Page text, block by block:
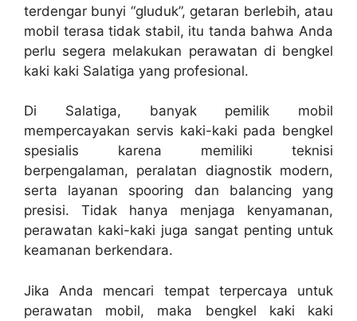
terdengar bunyi “gluduk”, getaran berlebih, atau
mobil terasa tidak stabil, itu tanda bahwa Anda
perlu segera melakukan perawatan di bengkel
kaki kaki Salatiga yang profesional.
Di Salatiga, banyak pemilik mobil
mempercayakan servis kaki-kaki pada bengkel
spesialis karena memiliki teknisi
berpengalaman, peralatan diagnostik modern,
serta layanan spooring dan balancing yang
presisi. Tidak hanya menjaga kenyamanan,
perawatan kaki-kaki juga sangat penting untuk
keamanan berkendara.
Jika Anda mencari tempat terpercaya untuk
perawatan mobil, maka bengkel kaki kaki